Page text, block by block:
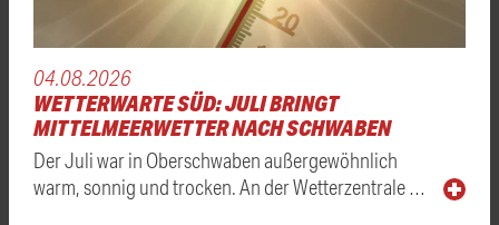
04.08.2026
WETTERWARTE SÜD: JULI BRINGT
MITTELMEERWETTER NACH SCHWABEN
Der Juli war in Oberschwaben außergewöhnlich
warm, sonnig und trocken. An der Wetterzentrale …